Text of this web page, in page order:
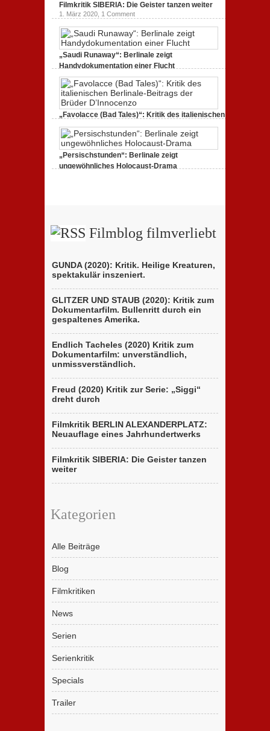
Filmkritik SIBERIA: Die Geister tanzen weiter
1. März 2020, 1 Comment
„Saudi Runaway“: Berlinale zeigt
Handydokumentation einer Flucht
„Favolacce (Bad Tales)“: Kritik des italienischen
Berlinale-Beitrags der Brüder D’Innocenzo
25. Februar 2020,2 Comments
„Persischstunden“: Berlinale zeigt
ungewöhnliches Holocaust-Drama
Filmblog filmverliebt
GUNDA (2020): Kritik. Heilige Kreaturen,
spektakulär inszeniert.
GLITZER UND STAUB (2020): Kritik zum
Dokumentarfilm. Bullenritt durch ein
gespaltenes Amerika.
Endlich Tacheles (2020) Kritik zum
Dokumentarfilm: unverständlich,
unmissverständlich.
Freud (2020) Kritik zur Serie: „Siggi“
dreht durch
Filmkritik BERLIN ALEXANDERPLATZ:
Neuauflage eines Jahrhundertwerks
Filmkritik SIBERIA: Die Geister tanzen
weiter
Kategorien
Alle Beiträge
Blog
Filmkritiken
News
Serien
Serienkritik
Specials
Trailer